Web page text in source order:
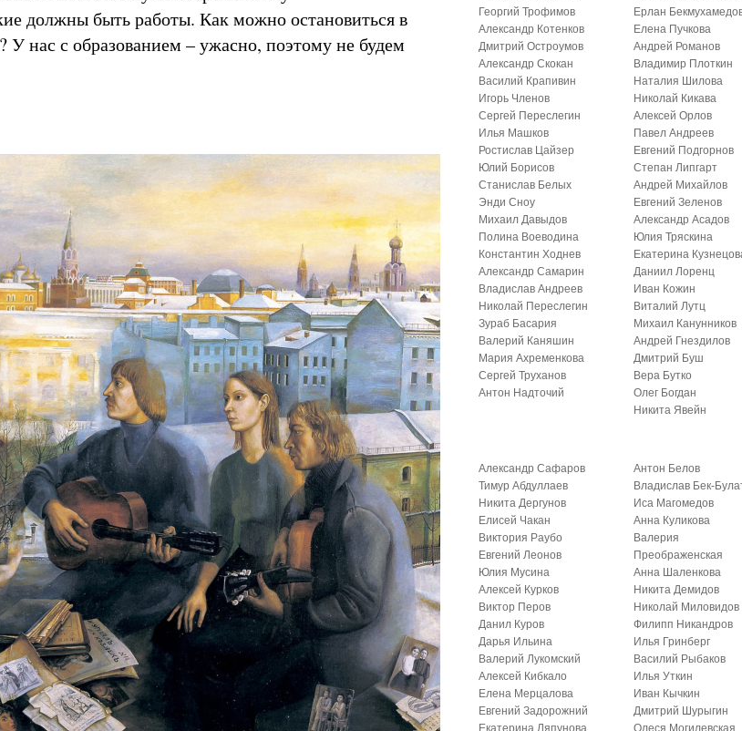
должны быть работы. Как можно остановиться в
У нас с образованием – ужасно, поэтому не будем
Георгий Трофимов
Александр Котенков
Дмитрий Остроумов
Александр Скокан
Василий Крапивин
Игорь Членов
Сергей Переслегин
Илья Машков
Ростислав Цайзер
Юлий Борисов
Станислав Белых
Энди Сноу
Михаил Давыдов
Полина Воеводина
Константин Ходнев
Александр Самарин
Владислав Андреев
Николай Переслегин
Зураб Басария
Валерий Каняшин
Мария Ахременкова
Сергей Труханов
Антон Надточий
Ерлан
Елена Пучкова
Андрей Романов
Владимир Плоткин
Наталия Шилова
Николай Кикава
Алексей Орлов
Павел Андреев
Евгений Подгорнов
Степан Липгарт
Андрей Михайлов
Евгений Зеленов
Александр Асадов
Юлия Тряскина
Екатерина
Даниил Лоренц
Иван Кожин
Виталий Лутц
Михаил Канунников
Андрей Гнездилов
Дмитрий Буш
Вера Бутко
Олег Богдан
Никита Явейн
Александр Сафаров
Тимур Абдуллаев
Никита Дергунов
Елисей Чакан
Виктория Раубо
Евгений Леонов
Юлия Мусина
Алексей Курков
Виктор Перов
Данил Куров
Дарья Ильина
Валерий Лукомский
Алексей Кибкало
Елена Мерцалова
Евгений Задорожний
Екатерина Ляпунова
Антон Белов
Владислав Бек-
Иса Магомедов
Анна Куликова
Валерия
Преображенская
Анна Шаленкова
Никита Демидов
Николай Миловидов
Филипп Никандров
Илья Гринберг
Василий Рыбаков
Илья Уткин
Иван Кычкин
Дмитрий Шурыгин
Олеся Могилевская